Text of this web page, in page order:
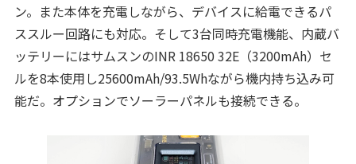
ン。また本体を充電しながら、デバイスに給電できるパ
ススルー回路にも対応。そして3台同時充電機能、内蔵バ
ッテリーにはサムスンのINR 18650 32E（3200mAh）セ
ルを8本使用し25600mAh/93.5Whながら機内持ち込み可
能だ。オプションでソーラーパネルも接続できる。